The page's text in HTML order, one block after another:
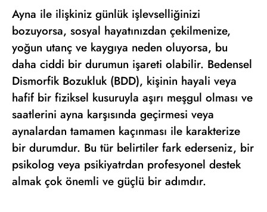
Ayna ile ilişkiniz günlük işlevselliğinizi
bozuyorsa, sosyal hayatınızdan çekilmenize,
yoğun utanç ve kaygıya neden oluyorsa, bu
daha ciddi bir durumun işareti olabilir. Bedensel
Dismorfik Bozukluk (BDD), kişinin hayali veya
hafif bir fiziksel kusuruyla aşırı meşgul olması ve
saatlerini ayna karşısında geçirmesi veya
aynalardan tamamen kaçınması ile karakterize
bir durumdur. Bu tür belirtiler fark ederseniz, bir
psikolog veya psikiyatrdan profesyonel destek
almak çok önemli ve güçlü bir adımdır.